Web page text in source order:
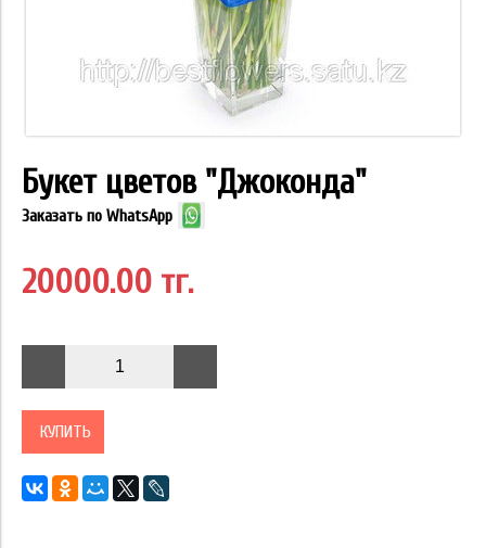
Букет цветов "Джоконда"
Заказать по WhatsApp
20000.00 тг.
КУПИТЬ